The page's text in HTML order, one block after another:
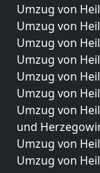
Umzug von
Umzug von
Umzug von
Umzug von
Umzug von
Umzug von
Umzug von
und
Umzug von
Umzug von